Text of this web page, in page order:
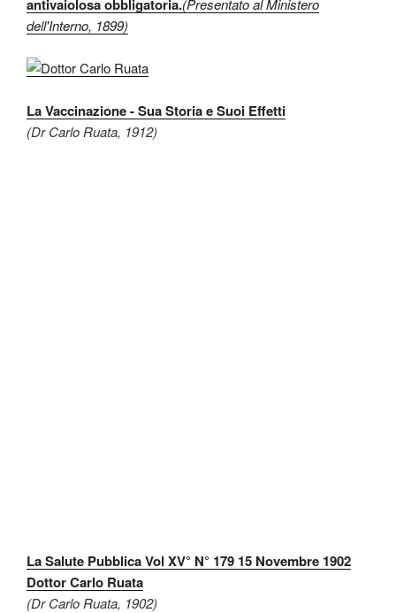
antivaiolosa obbligatoria.(Presentato al Ministero
dell'Interno, 1899)
La Vaccinazione - Sua Storia e Suoi Effetti
(Dr Carlo Ruata, 1912)
La Salute Pubblica Vol XV° N° 179 15 Novembre 1902
Dottor Carlo Ruata
(Dr Carlo Ruata, 1902)